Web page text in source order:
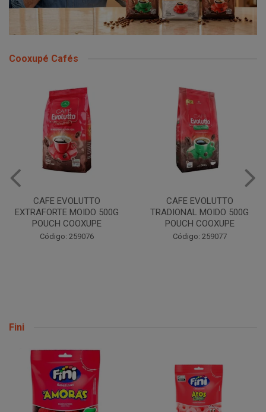
Cooxupé Cafés
CAFE EVOLUTTO
EXTRAFORTE MOIDO 500G
POUCH COOXUPE
Código: 259076
CAFE EVOLUTTO
TRADIONAL MOIDO 500G
POUCH COOXUPE
Código: 259077
Fini